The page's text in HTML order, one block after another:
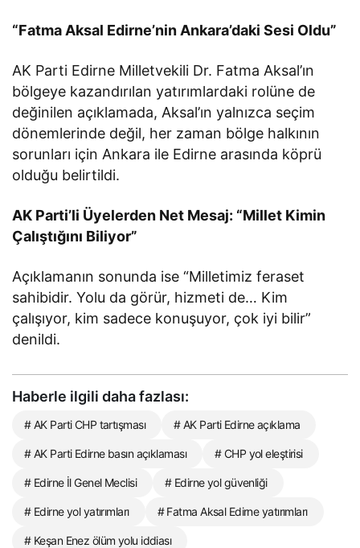
“Fatma Aksal Edirne’nin Ankara’daki Sesi Oldu”
AK Parti Edirne Milletvekili Dr. Fatma Aksal’ın
bölgeye kazandırılan yatırımlardaki rolüne de
değinilen açıklamada, Aksal’ın yalnızca seçim
dönemlerinde değil, her zaman bölge halkının
sorunları için Ankara ile Edirne arasında köprü
olduğu belirtildi.
AK Parti’li Üyelerden Net Mesaj: “Millet Kimin
Çalıştığını Biliyor”
Açıklamanın sonunda ise “Milletimiz feraset
sahibidir. Yolu da görür, hizmeti de… Kim
çalışıyor, kim sadece konuşuyor, çok iyi bilir”
denildi.
Haberle ilgili daha fazlası:
# AK Parti CHP tartışması # AK Parti Edirne açıklama
# AK Parti Edirne basın açıklaması # CHP yol eleştirisi
# Edirne İl Genel Meclisi # Edirne yol güvenliği
# Edirne yol yatırımları # Fatma Aksal Edirne yatırımları
# Keşan Enez ölüm yolu iddiası